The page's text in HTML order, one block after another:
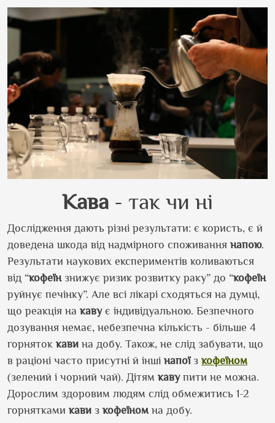
Кава - так чи ні
Дослідження дають різні результати: є користь, є й
доведена шкода від надмірного споживання напою.
Результати наукових експериментів коливаються
від “кофеїнзнижує ризик розвитку раку” до “кофеїн
руйнує печінку”. Але всі лікарі сходяться на думці,
що реакція на кавує індивідуальною. Безпечного
дозування немає, небезпечна кількість - більше 4
горняток кави на добу. Також, не слід забувати, що
в раціоні часто присутні й інші напоїз кофеїном
(зелений і чорний чай). Дітям кавупити не можна.
Дорослим здоровим людям слід обмежитись 1-2
горнятками кави з кофеїном на добу.